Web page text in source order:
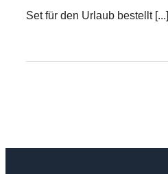
Set für den Urlaub bestellt [...]